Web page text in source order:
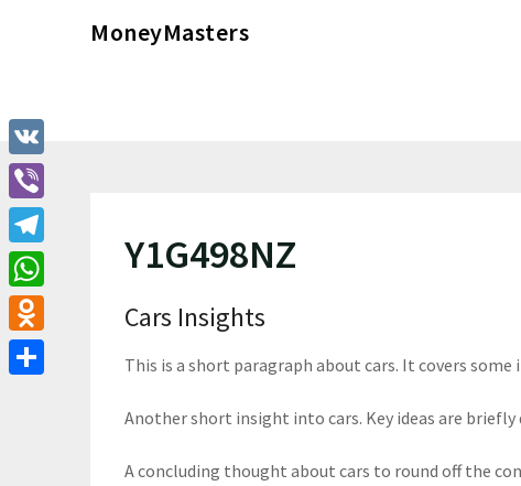
MoneyMasters
Y1G498NZ
Cars Insights
This is a short paragraph about cars. It covers
Another short insight into cars. Key ideas are briefly
A concluding thought about cars to round off the
VK
Viber
Telegram
WhatsApp
Odnoklassniki